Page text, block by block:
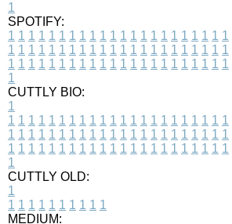
1
SPOTIFY:
1 1 1 1 1 1 1 1 1 1 1 1 1 1 1 1 1 1 1 1 1 1
1 1 1 1 1 1 1 1 1 1 1 1 1 1 1 1 1 1 1 1 1 1
1 1 1 1 1 1 1 1 1 1 1 1 1 1 1 1 1 1 1 1 1 1
1
CUTTLY BIO:
1
1 1 1 1 1 1 1 1 1 1 1 1 1 1 1 1 1 1 1 1 1 1
1 1 1 1 1 1 1 1 1 1 1 1 1 1 1 1 1 1 1 1 1 1
1 1 1 1 1 1 1 1 1 1 1 1 1 1 1 1 1 1 1 1 1 1
1
CUTTLY OLD:
1
1 1 1 1 1 1 1 1 1 1
MEDIUM: